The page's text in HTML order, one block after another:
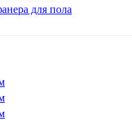
для пола